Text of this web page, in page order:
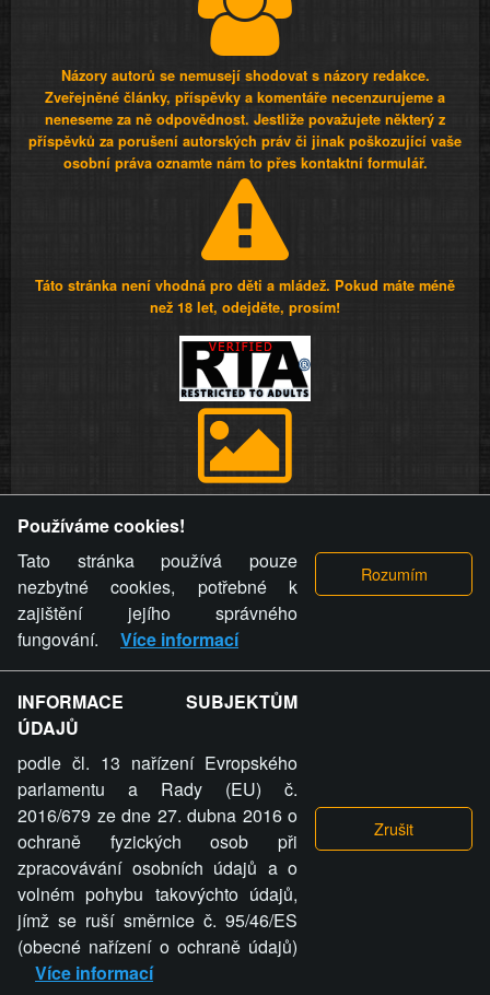
Názory autorů se nemusejí shodovat s názory redakce.
Zveřejněné články, příspěvky a komentáře necenzurujeme a
neneseme za ně odpovědnost. Jestliže považujete některý z
příspěvků za porušení autorských práv či jinak poškozující vaše
osobní práva oznamte nám to přes kontaktní formulář.
Táto stránka není vhodná pro děti a mládež. Pokud máte méně
než 18 let, odejděte, prosím!
videa a komentáře. Osoba, které se toto opatření provozovatele
stránky týče, ani osoba, která umístila fotografii nebo video na
stránku, nemůže z důvodu odstranění fotografie, videa nebo
komentáře pro výše uvedenou okolnost uplatnit vůči
provozovateli stránky žádný nárok na náhradu škody nebo
nemajetkové újmy.
ZVRÁCENÝ.CZ - Svět není zvrácenej. To jen
ty lidi...
ZVRÁCENÝ.CZ
PRAVIDLA A PODMÍNKY GDPR
Používáme cookies!
Tato stránka používá pouze
nezbytné cookies, potřebné k
zajištění jejího správného
fungování.
Více informací
INFORMACE SUBJEKTŮM
ÚDAJŮ
podle čl. 13 nařízení Evropského
parlamentu a Rady (EU) č.
2016/679 ze dne 27. dubna 2016 o
ochraně fyzických osob při
zpracovávání osobních údajů a o
volném pohybu takovýchto údajů,
jímž se ruší směrnice č. 95/46/ES
(obecné nařízení o ochraně údajů)
Více informací